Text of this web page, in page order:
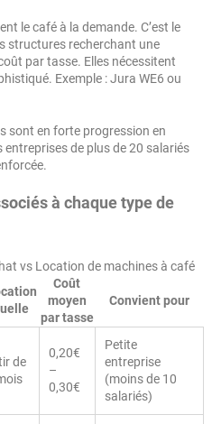
le café à la demande. C’est le
structures recherchant une
par tasse. Elles nécessitent
Exemple : Jura WE6 ou
sont en forte progression en
de plus de 20 salariés
à chaque type de
vs Location de machines à café
Coût
moyen
par tasse
Convient pour
de
0,20€
–
0,30€
Petite
entreprise
(moins de 10
salariés)